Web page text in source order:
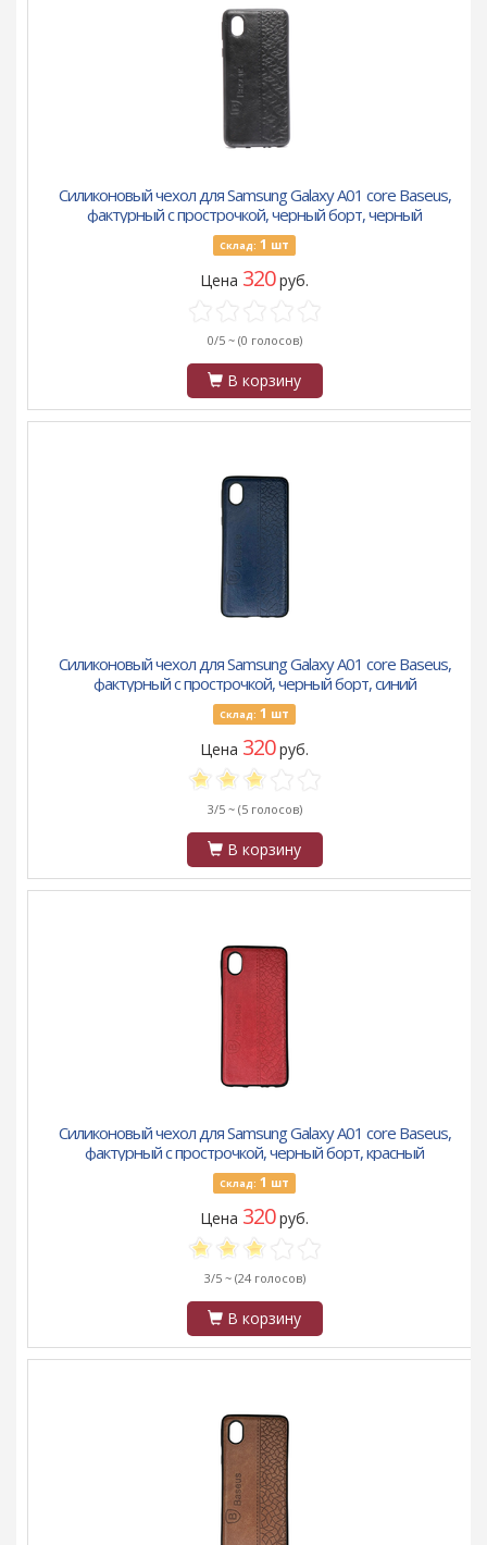
Силиконовый чехол для Samsung Galaxy A01 core Baseus,
фактурный с прострочкой, черный борт, черный
Склад: 1 шт
Цена 320руб.
0/5 ~ (0 голосов)
В корзину
Силиконовый чехол для Samsung Galaxy A01 core Baseus,
фактурный с прострочкой, черный борт, синий
Склад: 1 шт
Цена 320руб.
3/5 ~ (5 голосов)
В корзину
Силиконовый чехол для Samsung Galaxy A01 core Baseus,
фактурный с прострочкой, черный борт, красный
Склад: 1 шт
Цена 320руб.
3/5 ~ (24 голосов)
В корзину